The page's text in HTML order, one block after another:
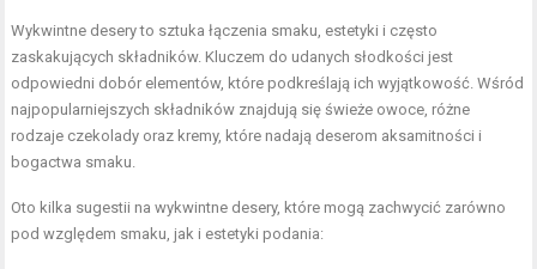
Wykwintne desery to sztuka łączenia smaku, estetyki i często
zaskakujących składników. Kluczem do udanych słodkości jest
odpowiedni dobór elementów, które podkreślają ich wyjątkowość. Wśród
najpopularniejszych składników znajdują się świeże owoce, różne
rodzaje czekolady oraz kremy, które nadają deserom aksamitności i
bogactwa smaku.
Oto kilka sugestii na wykwintne desery, które mogą zachwycić zarówno
pod względem smaku, jak i estetyki podania: